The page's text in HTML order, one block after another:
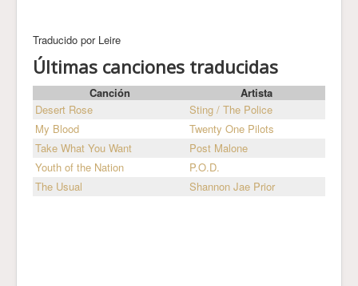
Traducido por Leire
Últimas canciones traducidas
Canción
Artista
Desert Rose
Sting / The Police
My Blood
Twenty One Pilots
Take What You Want
Post Malone
Youth of the Nation
P.O.D.
The Usual
Shannon Jae Prior